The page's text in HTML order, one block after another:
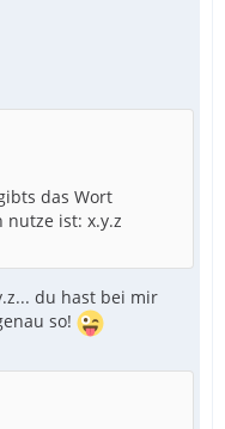
das Wort
nutze ist: x.y.z
du hast bei mir
so!